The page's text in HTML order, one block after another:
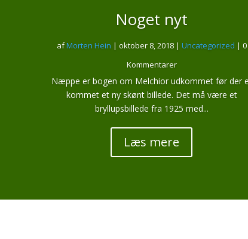
Noget nyt
afMorten Hein | oktober 8, 2018| Uncategorized | 0
Kommentarer
Næppe er bogen om Melchior udkommet før der
kommet et ny skønt billede. Det må være et
bryllupsbillede fra 1925 med...
Læs mere